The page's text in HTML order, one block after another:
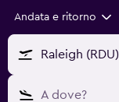
Andata e ritorno
Raleigh (RDU)
A dove?